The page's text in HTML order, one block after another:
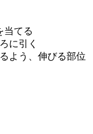
当てる
に引く
よう、伸びる部位